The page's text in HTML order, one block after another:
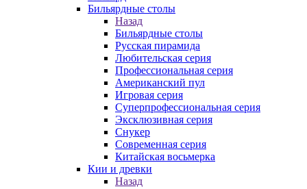
Бильярдные столы
Назад
Бильярдные столы
Русская пирамида
Любительская серия
Профессиональная серия
Американский пул
Игровая серия
Суперпрофессиональная серия
Эксклюзивная серия
Снукер
Современная серия
Китайская восьмерка
Кии и древки
Назад